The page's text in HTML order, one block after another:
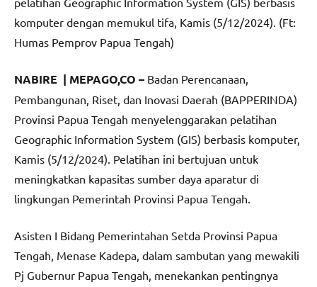
komputer dengan memukul tifa, Kamis (5/12/2024). (Ft:
Humas Pemprov Papua Tengah)
NABIRE | MEPAGO,CO – Badan Perencanaan,
Pembangunan, Riset, dan Inovasi Daerah (BAPPERINDA)
Provinsi Papua Tengah menyelenggarakan pelatihan
Geographic Information System (GIS) berbasis komputer,
Kamis (5/12/2024). Pelatihan ini bertujuan untuk
meningkatkan kapasitas sumber daya aparatur di
lingkungan Pemerintah Provinsi Papua Tengah.
Asisten I Bidang Pemerintahan Setda Provinsi Papua
Tengah, Menase Kadepa, dalam sambutan yang mewakili
Pj Gubernur Papua Tengah, menekankan pentingnya